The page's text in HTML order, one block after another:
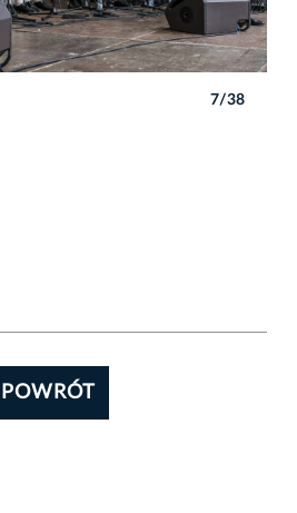
7/38
POWRÓT